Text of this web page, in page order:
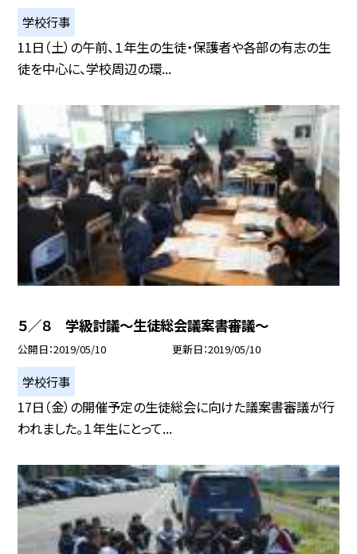
学校行事
11日（土）の午前、１年生の生徒・保護者や各部の有志の生
徒を中心に、学校周辺の環...
５／８ 学級討議〜生徒総会議案書審議〜
公開日 2019/05/10 更新日 2019/05/10
学校行事
17日（金）の開催予定の生徒総会に向けた議案書審議が行
われました。１年生にとって...